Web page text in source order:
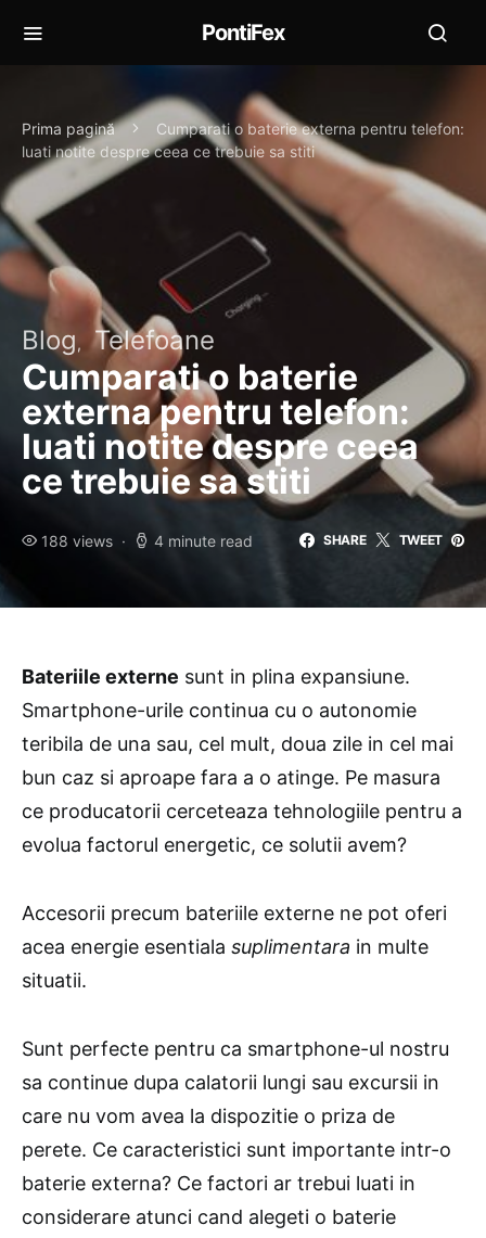
PontiFex
Prima pagină
Cumparati o baterie externa pentru telefon:
luati notite despre ceea ce trebuie sa stiti
Blog Telefoane
Cumparati o baterie
externa pentru telefon:
luati notite despre ceea
ce trebuie sa stiti
188 views 4 minute read SHARE TWEET
Bateriile externe sunt in plina expansiune.
Smartphone-urile continua cu o autonomie
teribila de una sau, cel mult, doua zile in cel mai
bun caz si aproape fara a o atinge. Pe masura
ce producatorii cerceteaza tehnologiile pentru a
evolua factorul energetic, ce solutii avem?
Accesorii precum bateriile externe ne pot oferi
acea energie esentiala suplimentara in multe
situatii.
Sunt perfecte pentru ca smartphone-ul nostru
sa continue dupa calatorii lungi sau excursii in
care nu vom avea la dispozitie o priza de
perete. Ce caracteristici sunt importante intr-o
baterie externa? Ce factori ar trebui luati in
considerare atunci cand alegeti o baterie